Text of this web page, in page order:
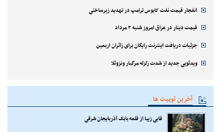
انفجار قیمت نفت کابوس ترامپ در تهدید زیرساختی
قیمت دینار در عراق امروز شنبه ۳ مرداد
جزئیات دریافت اینترنت رایگان برای زائران اربعین
ویدئویی جدید از شدت زلزله مرگبار ونزوئلا
آخرین توییت ها
قابی زیبا از قلعه بابک آذربایجان شرقی